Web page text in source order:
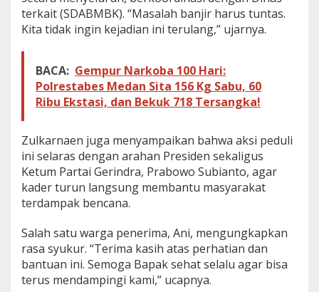
a
n
S
b
a
k
o
t
u
k
K
o
r
a
n
B
a
n
terkait (SDABMBK). “Masalah banjir harus tuntas.
Kita tidak ingin kejadian ini terulang,” ujarnya.
BACA: Gempur Narkoba 100 Hari:
Polrestabes Medan Sita 156 Kg Sabu, 60
Ribu Ekstasi, dan Bekuk 718 Tersangka!
Zulkarnaen juga menyampaikan bahwa aksi peduli
ini selaras dengan arahan Presiden sekaligus
Ketum Partai Gerindra, Prabowo Subianto, agar
kader turun langsung membantu masyarakat
terdampak bencana.
Salah satu warga penerima, Ani, mengungkapkan
rasa syukur. “Terima kasih atas perhatian dan
bantuan ini. Semoga Bapak sehat selalu agar bisa
terus mendampingi kami,” ucapnya.